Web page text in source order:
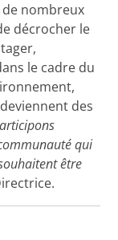
de nombreux
décrocher le
le cadre du
des
qui
être